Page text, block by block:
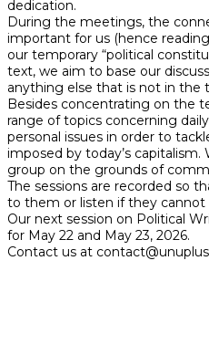
dedication.
During the meetings, the
important for us (hence
our temporary “political
text, we aim to base our
anything else that is not in the
Besides concentrating on the
range of topics concerning
personal issues in order to
imposed by today’s
group on the grounds of
The sessions are recorded so
to them or listen if they cannot
Our next session on Political
for May 22 and May 23, 2026.
Contact us at